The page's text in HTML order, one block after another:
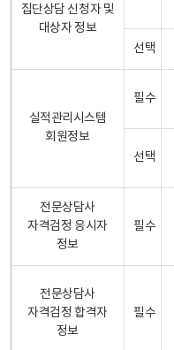
집단상담 신청자 및
대상자 정보
선택
실적관리시스템
회원정보
필수
선택
전문상담사
자격검정 응시자
정보
필수
전문상담사
자격검정 합격자
정보
필수